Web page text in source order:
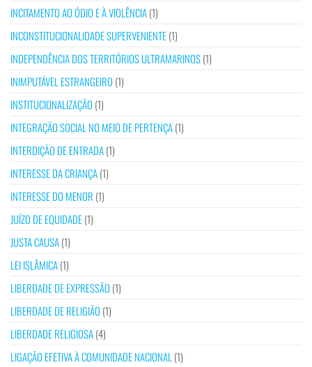
INCITAMENTO AO ÓDIO E À VIOLÊNCIA(1)
INCONSTITUCIONALIDADE SUPERVENIENTE(1)
INDEPENDÊNCIA DOS TERRITÓRIOS ULTRAMARINOS(1)
INIMPUTÁVEL ESTRANGEIRO (1)
INSTITUCIONALIZAÇÃO (1)
INTEGRAÇÃO SOCIAL NO MEIO DE PERTENÇA(1)
INTERDIÇÃO DE ENTRADA(1)
INTERESSE DA CRIANÇA(1)
INTERESSE DO MENOR (1)
JUÍZO DE EQUIDADE(1)
JUSTA CAUSA(1)
LEI ISLÂMICA(1)
LIBERDADE DE EXPRESSÃO (1)
LIBERDADE DE RELIGIÃO (1)
LIBERDADE RELIGIOSA(4)
LIGAÇÃO EFETIVA À COMUNIDADE NACIONAL (1)